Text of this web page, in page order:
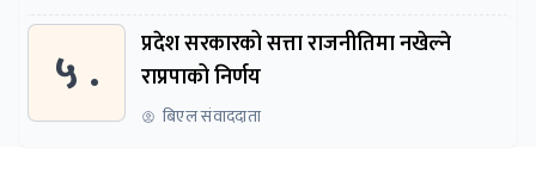
५ .
प्रदेश सरकारको सत्ता राजनीतिमा नखेल्ने
राप्रपाको निर्णय
बिएल संवाददाता